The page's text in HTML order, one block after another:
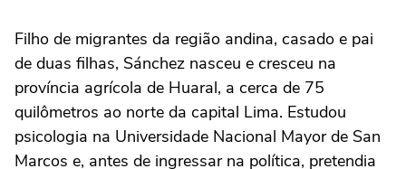
Filho de migrantes da região andina, casado e pai
de duas filhas, Sánchez nasceu e cresceu na
província agrícola de Huaral, a cerca de 75
quilômetros ao norte da capital Lima. Estudou
psicologia na Universidade Nacional Mayor de San
Marcos e, antes de ingressar na política, pretendia